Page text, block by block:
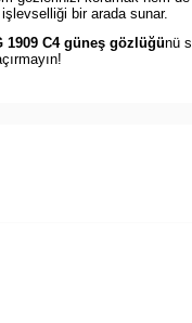
bir arada sunar.
1909 C4 güneş gözlüğünü